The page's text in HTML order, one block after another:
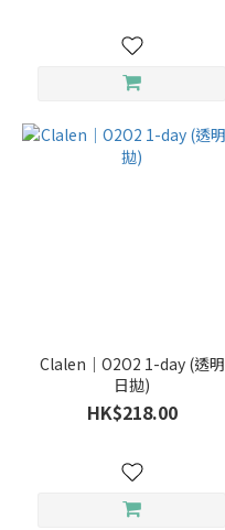
Clalen｜O2O2 1-day (透明
日拋)
HK$218.00